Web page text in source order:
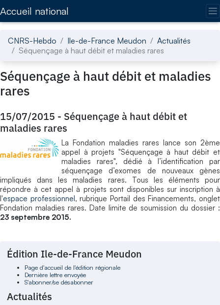
Accueil national
CNRS-Hebdo Ile-de-France Meudon
Actualités
Séquençage à haut débit et maladies rares
Séquençage à haut débit et maladies
rares
15/07/2015 - Séquençage à haut débit et
maladies rares
La Fondation maladies rares lance son 2ème
appel à projets "Séquençage à haut débit et
maladies rares", dédié à l’identification par
séquençage d’exomes de nouveaux gènes
impliqués dans les maladies rares. Tous les éléments pour
répondre à cet appel à projets sont disponibles sur inscription à
l'espace professionnel, rubrique Portail des Financements, onglet
Fondation maladies rares. Date limite de soumission du dossier :
23 septembre 2015.
Édition Ile-de-France Meudon
Page d'accueil de l'édition régionale
Dernière lettre envoyée
S'abonner/se désabonner
Actualités